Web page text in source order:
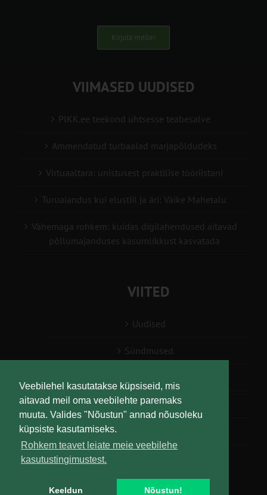
Veebilehel kasutatakse küpsiseid, mis
aitavad meil oma veebilehte paremaks
muuta. Valides "Nõustun" annad nõusoleku
küpsiste kasutamiseks.
Rohkem teavet leiate meie veebilehe
kasutustingimustest.
Keeldun Nõustun!
Kirjuta meile!
VIIMASED UUDISED
PIKK.ee teekond ühtsesse teabesalve
Ammendatud turbaalad marjapõldudeks
Virtuaaltara: unistusest praktilise tööriistani
Turuaiandus kui elustiil ja äri: Väike Mahetalu
Vähemaga rohkem: kuidas digilahendused aitavad
põllumajanduses kasumlikkust kasvatada
VIITED
Uudised
Sündmused
Teabesalv
Liitu uudiskirjaga